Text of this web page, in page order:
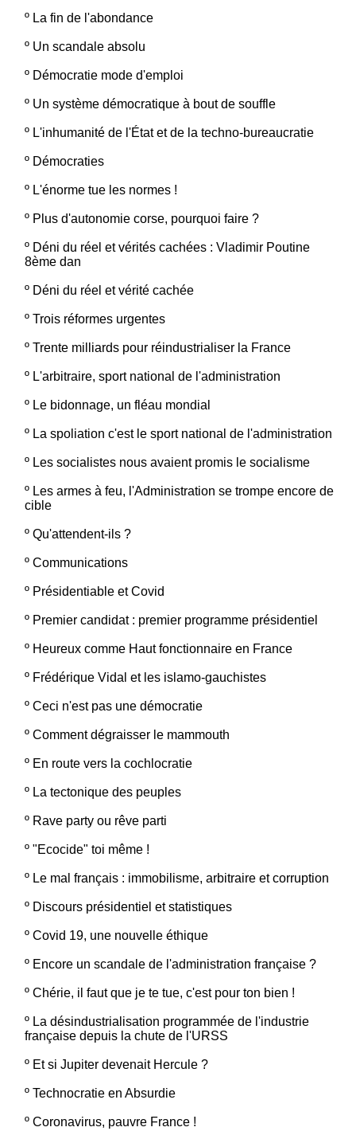
º La fin de l'abondance
º Un scandale absolu
º Démocratie mode d'emploi
º Un système démocratique à bout de souffle
º L'inhumanité de l'État et de la techno-bureaucratie
º Démocraties
º L'énorme tue les normes !
º Plus d'autonomie corse, pourquoi faire ?
º Déni du réel et vérités cachées : Vladimir Poutine
8ème dan
º Déni du réel et vérité cachée
º Trois réformes urgentes
º Trente milliards pour réindustrialiser la France
º L'arbitraire, sport national de l'administration
º Le bidonnage, un fléau mondial
º La spoliation c'est le sport national de l'administration
º Les socialistes nous avaient promis le socialisme
º Les armes à feu, l'Administration se trompe encore de
cible
º Qu'attendent-ils ?
º Communications
º Présidentiable et Covid
º Premier candidat : premier programme présidentiel
º Heureux comme Haut fonctionnaire en France
º Frédérique Vidal et les islamo-gauchistes
º Ceci n'est pas une démocratie
º Comment dégraisser le mammouth
º En route vers la cochlocratie
º La tectonique des peuples
º Rave party ou rêve parti
º "Ecocide" toi même !
º Le mal français : immobilisme, arbitraire et corruption
º Discours présidentiel et statistiques
º Covid 19, une nouvelle éthique
º Encore un scandale de l'administration française ?
º Chérie, il faut que je te tue, c'est pour ton bien !
º La désindustrialisation programmée de l'industrie
française depuis la chute de l'URSS
º Et si Jupiter devenait Hercule ?
º Technocratie en Absurdie
º Coronavirus, pauvre France !